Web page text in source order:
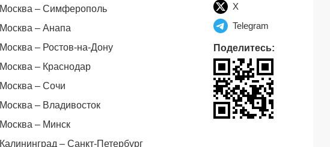
Москва – Симферополь
Москва – Анапа
Москва – Ростов-на-Дону
Москва – Краснодар
Москва – Сочи
Москва – Владивосток
Москва – Минск
Калининград – Санкт-Петербург
X
Telegram
Поделитесь: